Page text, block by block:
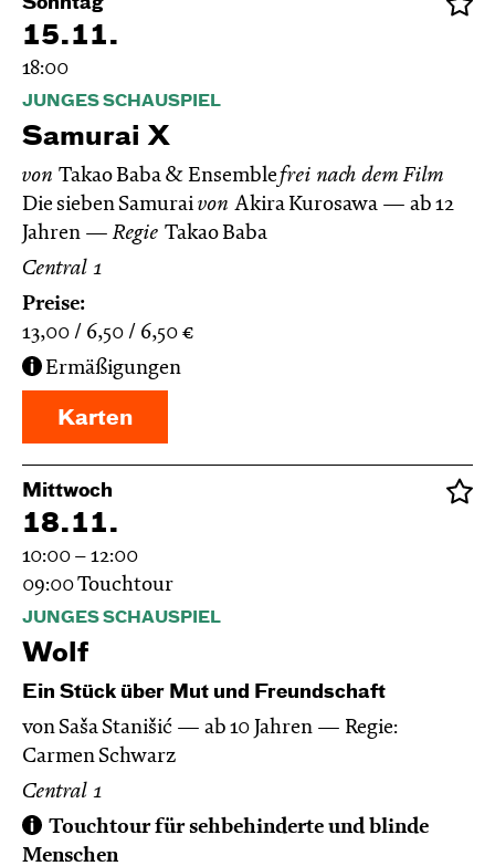
Sonntag
15.11.
18:00
JUNGES SCHAUSPIEL
Samurai X
von Takao Baba & Ensemblefrei nach dem Film
Die sieben Samurai von Akira Kurosawa
ab 12
Jahren
Regie Takao Baba
Central 1
Preise:
13,00
6,50 6,50 €
Ermäßigungen
Karten
Mittwoch
18.11.
10:00 – 12:00
09:00Touchtour
JUNGES SCHAUSPIEL
Wolf
Ein Stück über Mut und Freundschaft
von Saša Stanišić ab 10 Jahren
Regie:
Carmen Schwarz
Central 1
Touchtour für sehbehinderte und blinde
Menschen